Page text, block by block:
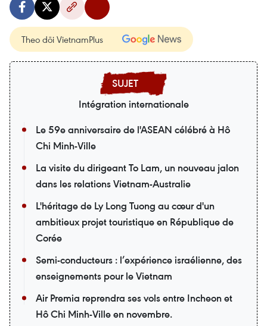
Theo dõi VietnamPlus
Intégration internationale
Le 59e anniversaire de l'ASEAN célébré à Hô
Chi Minh-Ville
La visite du dirigeant To Lam, un nouveau jalon
dans les relations Vietnam-Australie
L'héritage de Ly Long Tuong au cœur d'un
ambitieux projet touristique en République de
Corée
Semi-conducteurs : l’expérience israélienne, des
enseignements pour le Vietnam
Air Premia reprendra ses vols entre Incheon et
Hô Chi Minh-Ville en novembre.